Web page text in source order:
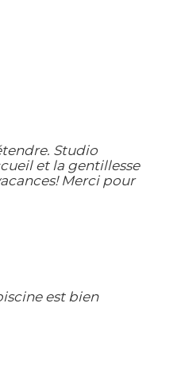
Studio
et la gentillesse
Merci pour
est bien